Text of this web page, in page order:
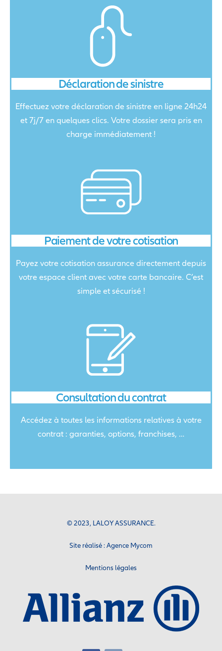
Déclaration de sinistre
Effectuez votre déclaration de sinistre en ligne 24h24
et 7j/7 en quelques clics. Votre dossier sera pris en
charge immédiatement !
Paiement de votre cotisation
Payez votre cotisation assurance directement depuis
votre espace client avec votre carte bancaire. C’est
simple et sécurisé !
Consultation du contrat
Accédez à toutes les informations relatives à votre
contrat : garanties, options, franchises, …
© 2023, LALOY ASSURANCE.
Site réalisé :Agence Mycom
Mentions légales